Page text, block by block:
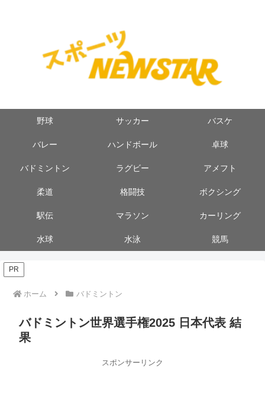
野球 サッカー バスケ
バレー ハンドボール 卓球
バドミントン ラグビー アメフト
柔道 格闘技 ボクシング
駅伝 マラソン カーリング
水球 水泳 競馬
PR
ホーム バドミントン
バドミントン世界選手権2025 日本代表 結
果
スポンサーリンク